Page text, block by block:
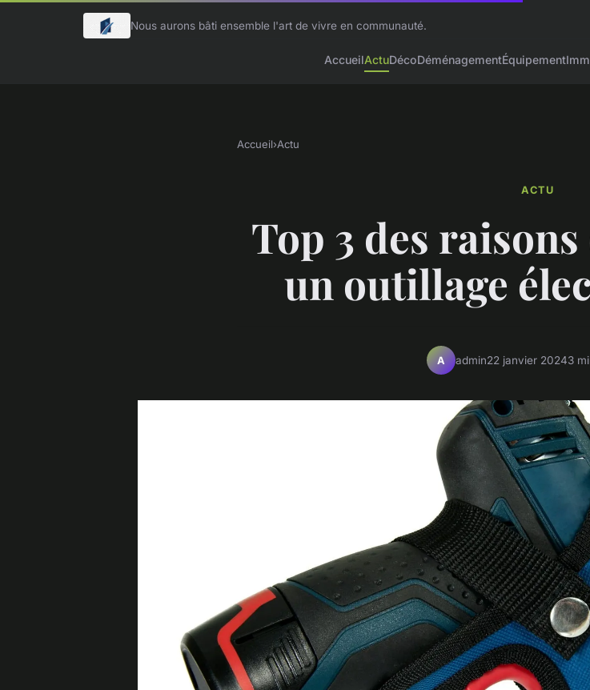
Nous aurons bâti ensemble l'art de vivre en communauté.
AccueilActuDécoDéménagementÉquipement
Accueil›Actu
ACTU
Top 3 des
un outillage
A admin22 janvier 20243